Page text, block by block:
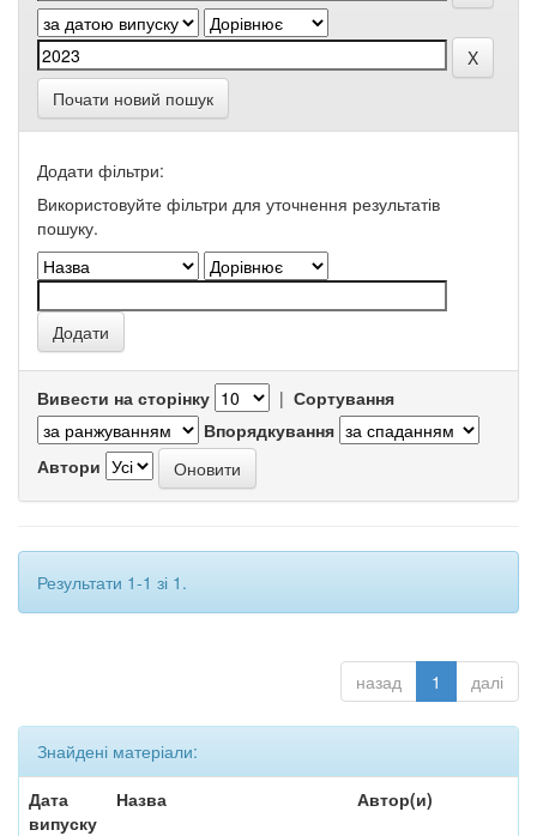
Почати новий пошук
Додати фільтри:
Використовуйте фільтри для уточнення результатів
пошуку.
Вивести на сторінку | Сортування
Впорядкування
Автори
Результати 1-1 зі 1.
назад 1 далі
Знайдені матеріали:
Дата
випуску
Назва Автор(и)